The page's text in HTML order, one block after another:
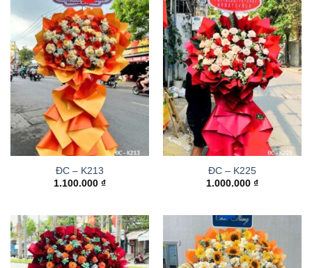
ĐC – K213
1.100.000 ₫
ĐC – K225
1.000.000 ₫